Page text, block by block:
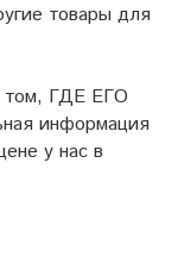
товары для
том, ГДЕ ЕГО
информация
у нас в